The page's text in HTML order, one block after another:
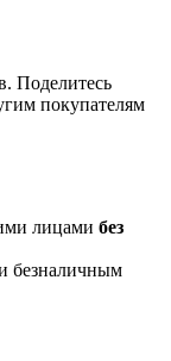
Поделитесь
покупателям
лицами без
безналичным